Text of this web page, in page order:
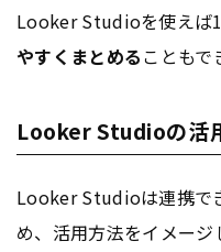
Looker Studioを使えば
やすくまとめることもで
Looker Studioの活
Looker Studioは連携で
め、活用方法をイメー